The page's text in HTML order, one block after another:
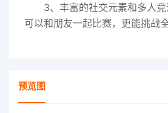
3、丰富的社交元素和多人
可以和朋友一起比赛，更能挑战全
预览图